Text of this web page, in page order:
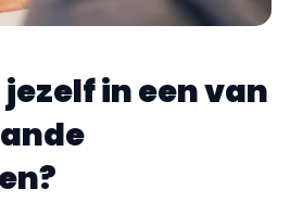
in een van